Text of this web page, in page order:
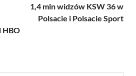
HBO
1,4 mln widzów KSW 36 w
Polsacie i Polsacie Sport